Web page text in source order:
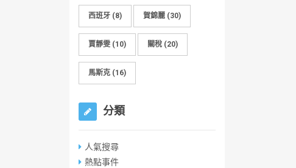
西班牙 (8) 賀錦麗 (30)
賈靜雯 (10) 關稅 (20)
馬斯克 (16)
分類
人氣搜尋
熱點事件